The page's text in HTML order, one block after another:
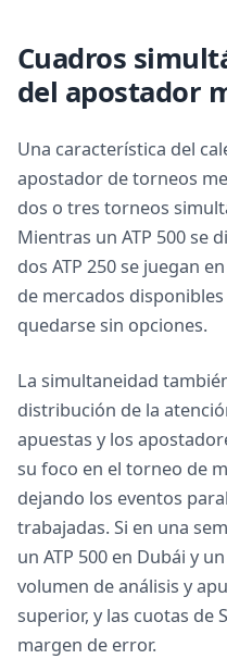
Cuadros
del apostador
Una característica del
apostador de torneos
dos o tres torneos
Mientras un ATP 500 se
dos ATP 250 se juegan
de mercados
quedarse sin opciones.
La simultaneidad
distribución de la
apuestas y los
su foco en el torneo de
dejando los eventos
trabajadas. Si en una
un ATP 500 en Dubái y
volumen de análisis y
superior, y las cuotas de
margen de error.